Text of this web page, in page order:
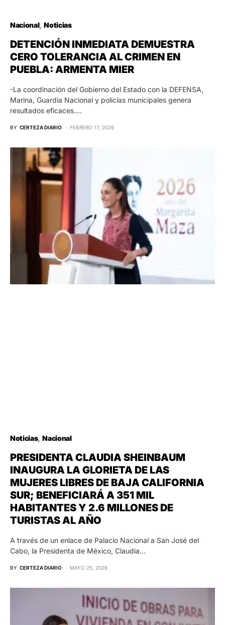
Nacional Noticias
DETENCIÓN INMEDIATA DEMUESTRA
CERO TOLERANCIA AL CRIMEN EN
PUEBLA: ARMENTA MIER
-La coordinación del Gobierno del Estado con la DEFENSA,
Marina, Guardia Nacional y policías municipales genera
resultados eficaces.…
BY CERTEZA DIARIO FEBRERO 17, 2026
Noticias Nacional
PRESIDENTA CLAUDIA SHEINBAUM
INAUGURA LA GLORIETA DE LAS
MUJERES LIBRES DE BAJA CALIFORNIA
SUR; BENEFICIARÁ A 351 MIL
HABITANTES Y 2.6 MILLONES DE
TURISTAS AL AÑO
A través de un enlace de Palacio Nacional a San José del
Cabo, la Presidenta de México, Claudia…
BY CERTEZA DIARIO MAYO 25, 2026